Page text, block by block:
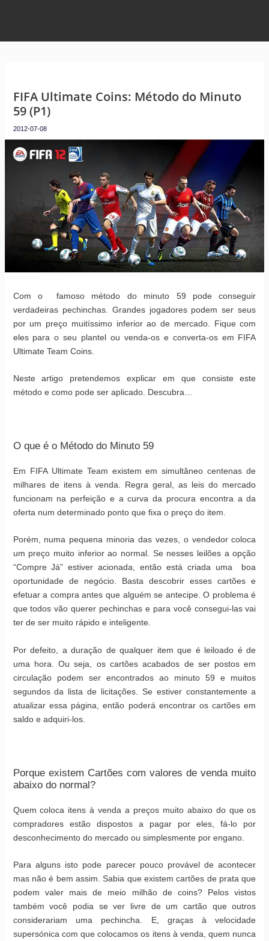
FIFA Ultimate Coins: Método do Minuto
59 (P1)
2012-07-08
Com o famoso método do minuto 59 pode conseguir
verdadeiras pechinchas.
Grandes jogadores podem ser seus
por um preço muitíssimo inferior ao de mercado. Fique com
eles para o seu plantel ou venda-os e converta-os em FIFA
Ultimate Team Coins.
Neste artigo pretendemos explicar em que consiste este
método e como pode ser aplicado. Descubra…
O que é o Método do Minuto 59
Em FIFA Ultimate Team existem em simultâneo centenas de
milhares de itens à venda. Regra geral, as leis do mercado
funcionam na perfeição e a curva da procura encontra a da
oferta num determinado ponto que fixa o preço do item.
Porém, numa pequena minoria das vezes, o vendedor coloca
um preço muito inferior ao normal. Se nesses leilões a opção
“Compre Já” estiver acionada, então está criada uma boa
oportunidade de negócio. Basta descobrir esses cartões e
efetuar a compra antes que alguém se antecipe. O problema é
que todos vão querer pechinchas e para você consegui-las vai
ter de ser muito rápido e inteligente.
Por defeito, a duração de qualquer item que é leiloado é de
uma hora. Ou seja, os cartões acabados de ser postos em
circulação podem ser encontrados ao minuto 59 e muitos
segundos da lista de licitações. Se estiver constantemente a
atualizar essa página, então poderá encontrar os cartões em
saldo e adquiri-los.
Porque existem Cartões com valores de venda muito
abaixo do normal?
Quem coloca itens à venda a preços muito abaixo do que os
compradores estão dispostos a pagar por eles, fá-lo por
desconhecimento do mercado ou simplesmente por engano.
Para alguns isto pode parecer pouco provável de acontecer
mas não é bem assim. Sabia que existem cartões de prata que
podem valer mais de meio milhão de coins? Pelos vistos
também você podia se ver livre de um cartão que outros
considerariam uma pechincha. E, graças à velocidade
supersónica com que colocamos os itens à venda, quem nunca